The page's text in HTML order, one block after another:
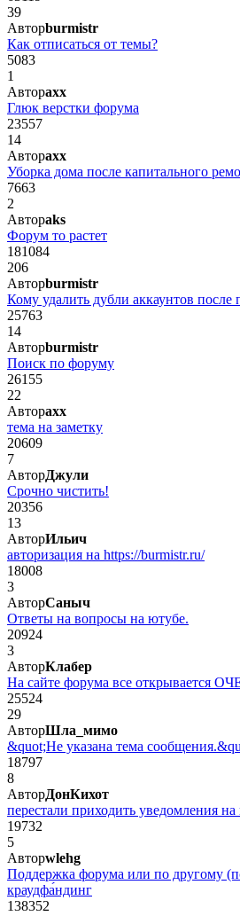
39
Авторburmistr
Как отписаться от темы?
5083
1
Авторaxx
Глюк верстки форума
23557
14
Авторaxx
Уборка дома после капитального
7663
2
Авторaks
Форум то растет
181084
206
Авторburmistr
Кому удалить дубли аккаунтов после
25763
14
Авторburmistr
Поиск по форуму
26155
22
Авторaxx
тема на заметку
20609
7
АвторДжули
Срочно чистить!
20356
13
АвторИльич
авторизация на https://burmistr.ru/
18008
3
АвторСаныч
Ответы на вопросы на ютубе.
20924
3
АвторКлабер
На сайте форума все открывается
25524
29
АвторШла_мимо
&quot;Не указана тема
18797
8
АвторДонКихот
перестали приходить уведомления
19732
5
Авторwlehg
Поддержка форума или по другому
краудфа́ндинг
138352